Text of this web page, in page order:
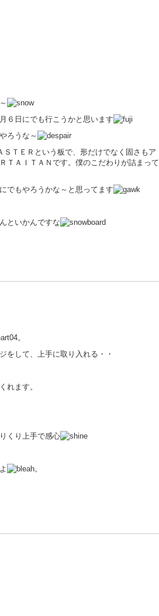
６日にでも行こうかと思います
ろうな～
ＳＴＥＲという板で、形だけでなく固さもア
ＴＡＩＴＡＮです。僕のこだわりが詰まって
でもやろうかな～と思ってます
といかんですな
。
をして、上手に取り入れる・・
れます。
くり上手で感心
。